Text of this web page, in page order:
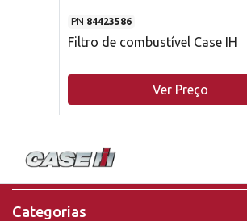
PN 84423586
Filtro de combustível Case IH
Ver Preço
Categorias